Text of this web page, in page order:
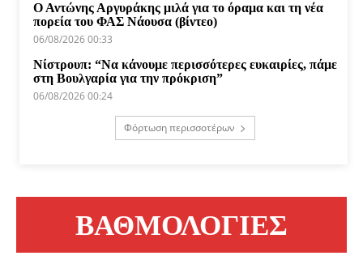
Ο Αντώνης Αργυράκης μιλά για το όραμα και τη νέα
πορεία του ΦΑΣ Νάουσα (βίντεο)
06/08/2026 00:33
Νίστρουπ: “Να κάνουμε περισσότερες ευκαιρίες, πάμε
στη Βουλγαρία για την πρόκριση”
06/08/2026 00:24
Φόρτωση περισσοτέρων
ΒΑΘΜΟΛΟΓΙΕΣ